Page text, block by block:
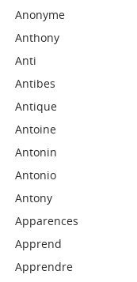
Anonyme
Anthony
Anti
Antibes
Antique
Antoine
Antonin
Antonio
Antony
Apparences
Apprend
Apprendre